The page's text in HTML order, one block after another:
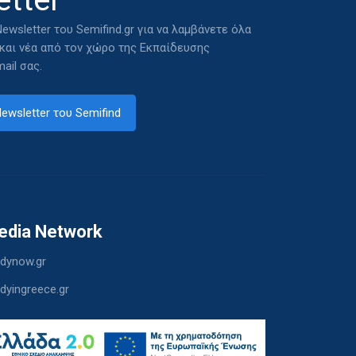
του Semifind.gr για να λαμβάνετε όλα
νέα από τον χώρο της Εκπαίδευσης
σας.
του Semifind
Network